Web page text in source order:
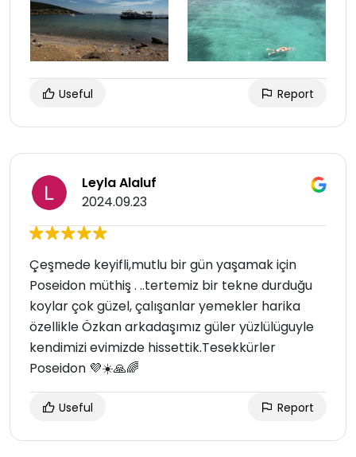
Useful Report
Leyla Alaluf
2024.09.23
Çeşmede keyifli,mutlu bir gün yaşamak için
Poseidon müthiş . ..tertemiz bir tekne durduğu
koylar çok güzel, çalışanlar yemekler harika
özellikle Özkan arkadaşımız güler yüzlülüguyle
kendimizi evimizde hissettik.Tesekkürler
Poseidon 💜☀️🙏🌈
Useful Report